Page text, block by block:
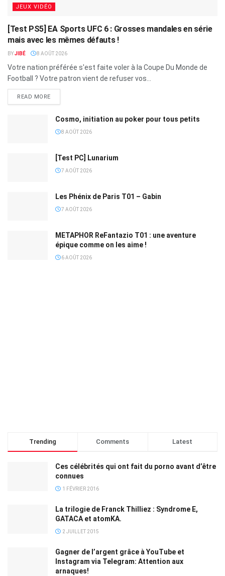
JEUX VIDÉO
[Test PS5] EA Sports UFC 6 : Grosses mandales en série
mais avec les mêmes défauts !
BYJIBÉ 8 AOÛT 2026
Votre nation préférée s'est faite voler à la Coupe Du Monde de
Football ? Votre patron vient de refuser vos...
READ MORE
Cosmo, initiation au poker pour tous petits
8 AOÛT 2026
[Test PC] Lunarium
7 AOÛT 2026
Les Phénix de Paris T01 – Gabin
7 AOÛT 2026
METAPHOR ReFantazio T01 : une aventure
épique comme on les aime !
6 AOÛT 2026
Trending Comments Latest
Ces célébrités qui ont fait du porno avant d’être
connues
1 FÉVRIER 2016
La trilogie de Franck Thilliez : Syndrome E,
GATACA et atomKA.
2 JUILLET 2015
Gagner de l’argent grâce à YouTube et
Instagram via Telegram: Attention aux
arnaques!